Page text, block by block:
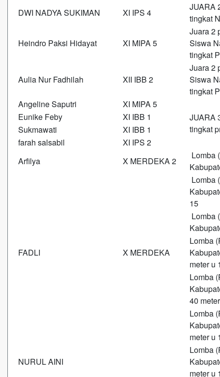
DWI NADYA SUKIMAN
XI IPS 4
JUARA
tingkat
Heindro Paksi Hidayat XI MIPA 5
Juara 2
Siswa
tingkat
Aulia Nur Fadhilah XII IBB 2
Juara 2
Siswa
tingkat
Angeline Saputri
XI MIPA 5
JUARA
tingkat
Eunike Feby
XI IBB 1
Sukmawati
XI IBB 1
farah salsabil
XI IPS 2
Arfilya
X MERDEKA 2
Lomba
Lomba
15
Lomba
FADLI X MERDEKA
Lomba
meter u
Lomba
40
Lomba
meter u
NURUL AINI
Lomba
meter u